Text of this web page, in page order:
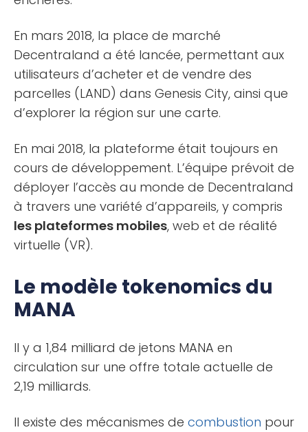
En mars 2018, la place de marché
Decentraland a été lancée, permettant aux
utilisateurs d’acheter et de vendre des
parcelles (LAND) dans Genesis City, ainsi que
d’explorer la région sur une carte.
En mai 2018, la plateforme était toujours en
cours de développement. L’équipe prévoit de
déployer l’accès au monde de Decentraland
à travers une variété d’appareils, y compris
les plateformes mobiles, web et de réalité
virtuelle (VR).
Le modèle tokenomics du
MANA
Il y a 1,84 milliard de jetons MANA en
circulation sur une offre totale actuelle de
2,19 milliards.
Il existe des mécanismes de combustion pour